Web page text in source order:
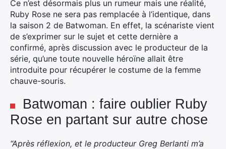
Ce n’est désormais plus un rumeur mais une réalité,
Ruby Rose ne sera pas remplacée à l’identique, dans
la saison 2 de Batwoman. En effet, la scénariste vient
de s’exprimer sur le sujet et cette dernière a
confirmé, après discussion avec le producteur de la
série, qu’une toute nouvelle héroïne allait être
introduite pour récupérer le costume de la femme
chauve-souris.
Batwoman : faire oublier Ruby
Rose en partant sur autre chose
“Après réflexion, et le producteur Greg Berlanti m’a